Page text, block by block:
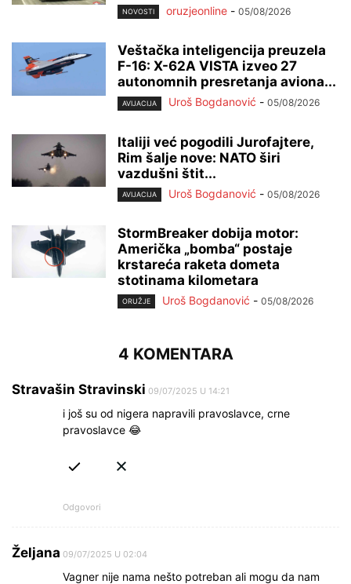
NOVOSTI oruzjeonline - 05/08/2026
Veštačka inteligencija preuzela
F-16: X-62A VISTA izveo 27
autonomnih presretanja aviona...
AVIJACIJA Uroš Bogdanović - 05/08/2026
Italiji već pogodili Jurofajtere,
Rim šalje nove: NATO širi
vazdušni štit...
AVIJACIJA Uroš Bogdanović - 05/08/2026
StormBreaker dobija motor:
Američka „bomba“ postaje
krstareća raketa dometa
stotinama kilometara
ORUŽJE Uroš Bogdanović - 05/08/2026
4 KOMENTARA
Stravašin Stravinski 09/07/2025 U 14:21
i još su od nigera napravili pravoslavce, crne
pravoslavce 😂
Odgovori
Željana 09/07/2025 U 02:04
Vagner nije nama nešto potreban ali mogu da nam